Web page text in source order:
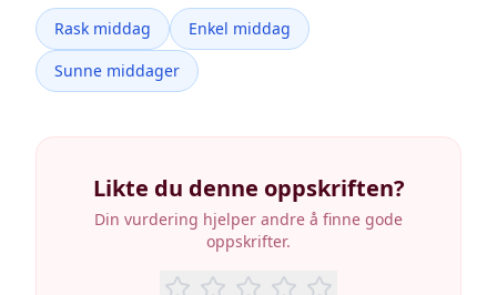
Rask middag
Enkel middag
Sunne middager
Likte du denne oppskriften?
Din vurdering hjelper andre å finne gode
oppskrifter.